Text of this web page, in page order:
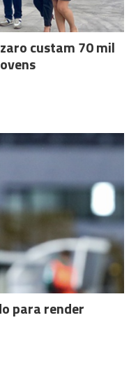
custam 70 mil
para render